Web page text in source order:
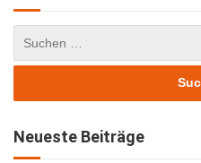
Neueste Beiträge